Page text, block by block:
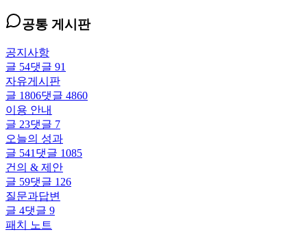
공통 게시판
공지사항
글 54댓글 91
자유게시판
글 1806댓글 4860
이용 안내
글 23댓글 7
오늘의 성과
글 541댓글 1085
건의 & 제안
글 59댓글 126
질문과답변
글 4댓글 9
패치 노트